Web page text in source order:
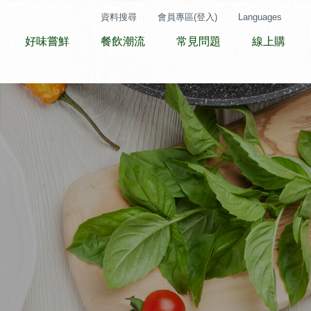
好味嘗鮮 餐飲潮流 常見問題 線上購
資料搜尋 會員專區(登入) Languages